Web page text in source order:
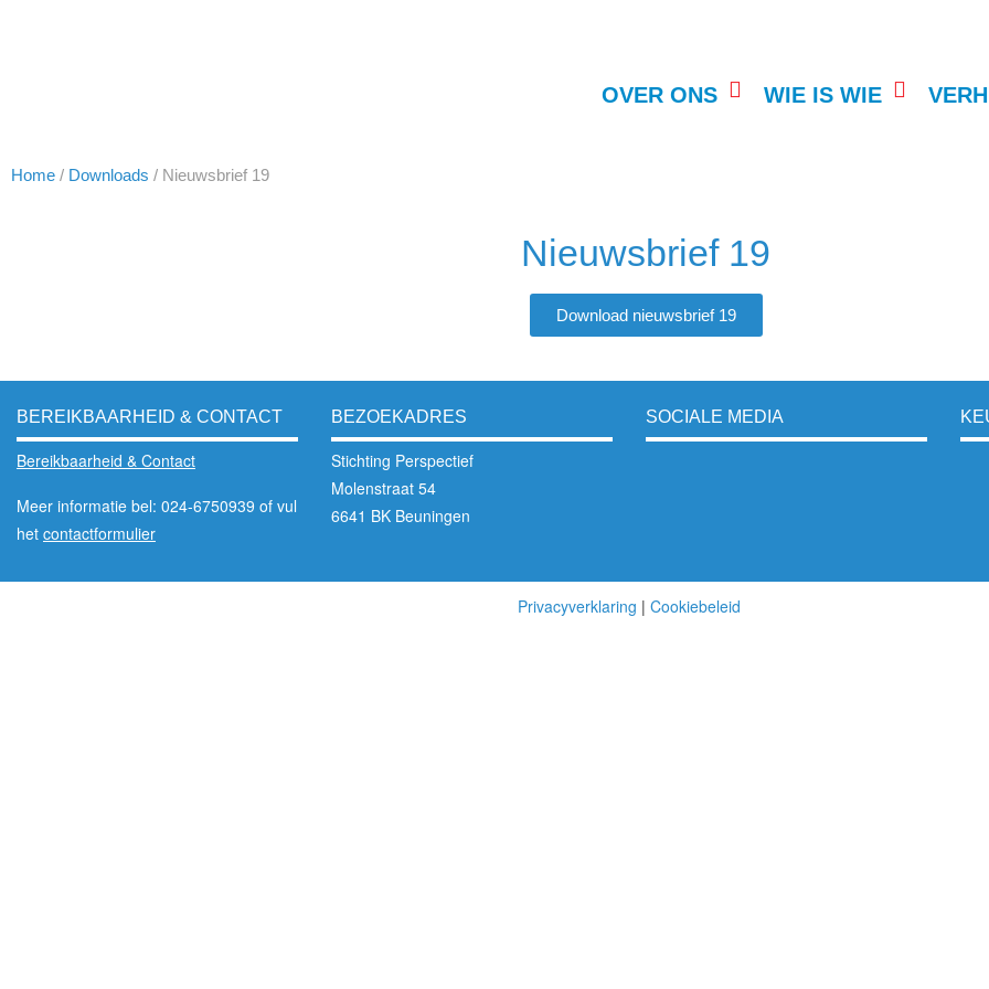
OVER ONS WIE IS WIE
Home / Downloads / Nieuwsbrief 19
Nieuwsbrief 19
Download nieuwsbrief 19
BEREIKBAARHEID & CONTACT
Bereikbaarheid & Contact
Meer informatie bel: 024-6750939 of vul
het contactformulier
BEZOEKADRES
Stichting Perspectief
Molenstraat 54
6641 BK Beuningen
SOCIALE MEDIA
Privacyverklaring | Cookiebeleid